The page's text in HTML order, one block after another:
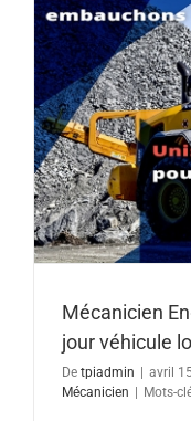
Mécanicien
jour véhicule
De tpiadmin avril
Mécanicien
Mots-